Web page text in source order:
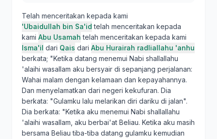
Telah menceritakan kepada kami
'Ubaidullah bin Sa'id telah menceritakan kepada
kami Abu Usamah telah menceritakan kepada kami
Isma'il dari Qais dari Abu Hurairah radliallahu 'anhu
berkata; "Ketika datang menemui Nabi shallallahu
'alaihi wasallam aku bersyair di sepanjang perjalanan:
Wahai malam dengan kelamaan dan kepayahannya.
Dan menyelamatkan dari negeri kekufuran. Dia
berkata: "Gulamku lalu melarikan diri dariku di jalan".
Dia berkata: "Ketika aku menemui Nabi shallallahu
'alaihi wasallam, aku berbai'at Beliau. Ketika aku masih
bersama Beliau tiba-tiba datang gulamku kemudian